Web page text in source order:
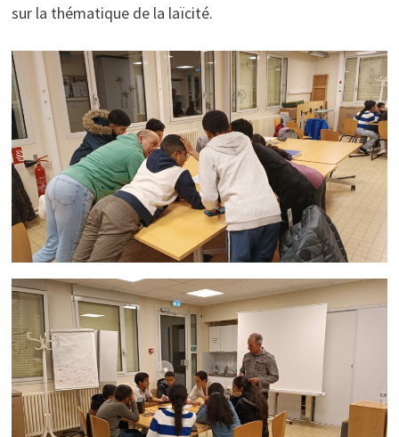
sur la thématique de la laïcité.